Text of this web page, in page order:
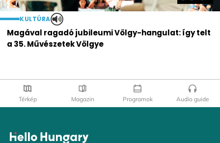
KULTÚRA
Magával ragadó jubileumi Völgy-hangulat: így telt
a 35. Művészetek Völgye
Térkép Magazin Programok Audio guide